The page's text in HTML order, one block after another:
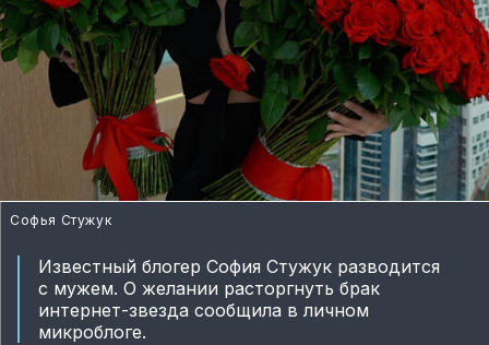
Софья Стужук
Известный блогер София Стужук разводится
с мужем. О желании расторгнуть брак
интернет-звезда сообщила в личном
микроблоге.